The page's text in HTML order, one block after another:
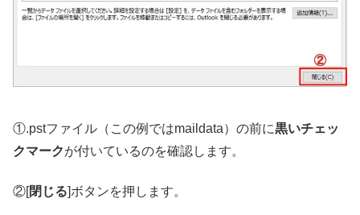
①.pstファイル（この例ではmaildata）の前に黒いチェッ
クマークが付いているのを確認します。
②[ 閉じる ]ボタンを押します。